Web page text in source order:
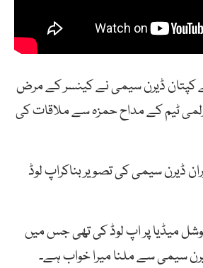
کپتان ڈیرن سیمی نے کینسر کے مرض
ٹیم کے مداح حمزہ سے ملاقات کی
ڈیرن سیمی کی تصویر بناکراپ لوڈ
میڈیا پر اپ لوڈ کی تھی جس میں
سیمی سے ملنا میرا خواب ہے۔